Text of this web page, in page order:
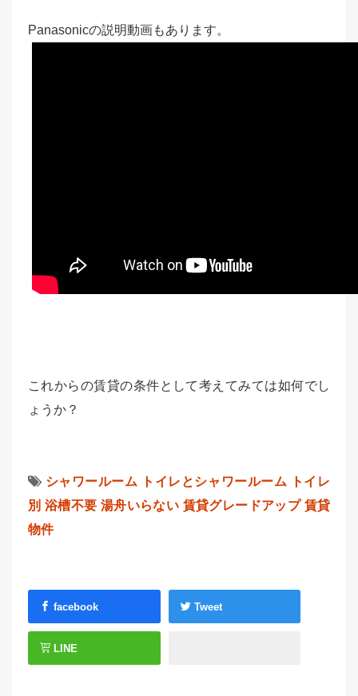
Panasonicの説明動画もあります。
これからの賃貸の条件として考えてみては如何でし
ょうか？
シャワールーム トイレとシャワールーム
トイレ
別 浴槽不要 湯舟いらない 賃貸グレードアップ 賃貸
物件
facebook Tweet
LINE